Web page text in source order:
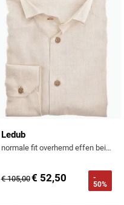
Ledub
normale fit overhemd effen beige mouwlengte 7
€ 105,00€ 52,50
-
50%